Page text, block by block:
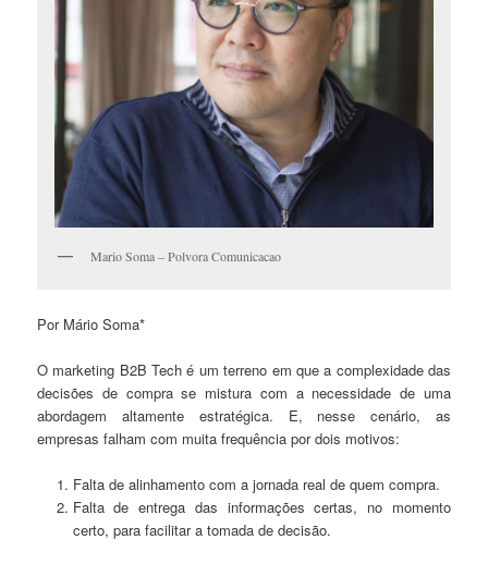
Mario Soma – Polvora Comunicacao
Por Mário Soma*
O marketing B2B Tech é um terreno em que a complexidade das
decisões de compra se mistura com a necessidade de uma
abordagem altamente estratégica. E, nesse cenário, as
empresas falham com muita frequência por dois motivos:
Falta de alinhamento com a jornada real de quem compra.
Falta de entrega das informações certas, no momento
certo, para facilitar a tomada de decisão.